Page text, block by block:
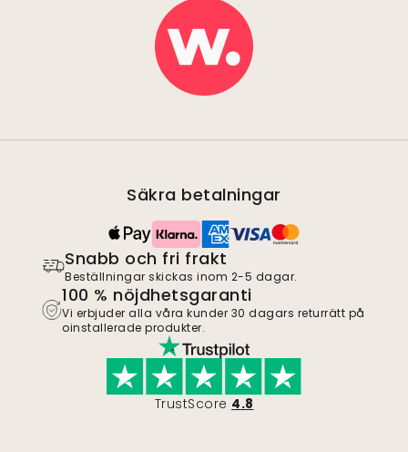
Säkra betalningar
Snabb och fri frakt
Beställningar skickas inom 2-5 dagar.
100 % nöjdhetsgaranti
Vi erbjuder alla våra kunder 30 dagars returrätt på
oinstallerade produkter.
TrustScore 4.8